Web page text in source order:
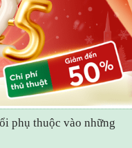
phụ thuộc vào những